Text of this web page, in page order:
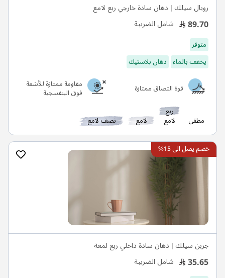
رويال سيلك | دهان سادة خارجي ربع لامع
89.70 شامل الضريبة
متوفر
يخفف بالماء دهان بلاستيك
قوة التصاق ممتازة
مقاومة ممتازة للأشعة
فوق البنفسجية
مطفي
ربع
لامع لامع نصف لامع
خصم يصل الى 15%
جرين سيلك | دهان سادة داخلي ربع لمعة
35.65 شامل الضريبة